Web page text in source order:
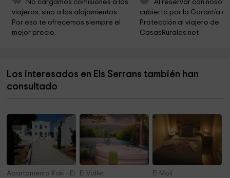
Fuente del Espinar
El Pozo Junco 12,2 km
Fuente La Teja. Manzanera 12,6 km
No cargamos comisiones a los
viajeros, sino a los alojamientos.
Por eso te ofrecemos siempre el
mejor precio.
Al reservar con
cubierto por la Garantía
Protección al viajero de
CasasRurales.net
Los interesados en Els Serrans también han
consultado
Apartamento Kaki - El Castellet
El Vallet El Molí